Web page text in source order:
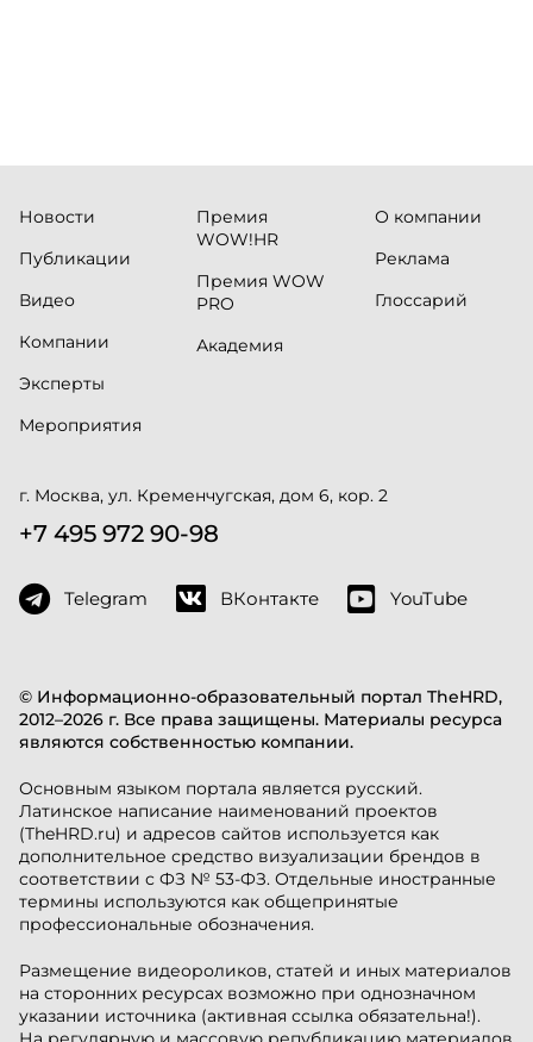
© Информационно-образовательный портал TheHRD,
2012–2026 г. Все права защищены. Материалы ресурса
являются собственностью компании.
Основным языком портала является русский.
Латинское написание наименований проектов
(TheHRD.ru) и адресов сайтов используется как
дополнительное средство визуализации брендов в
соответствии с ФЗ № 53-ФЗ. Отдельные иностранные
термины используются как общепринятые
профессиональные обозначения.
Размещение видеороликов, статей и иных материалов
на сторонних ресурсах возможно при однозначном
указании источника (активная ссылка обязательна!).
Новости
Публикации
Видео
Компании
Эксперты
Мероприятия
Премия
WOW!HR
Премия WOW
PRO
Академия
О компании
Реклама
Глоссарий
г. Москва, ул. Кременчугская, дом 6, кор. 2
+7 495 972 90-98
Telegram ВКонтакте YouTube